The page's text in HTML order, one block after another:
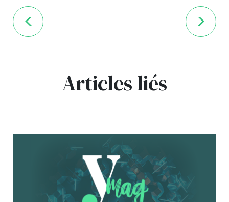
Articles liés